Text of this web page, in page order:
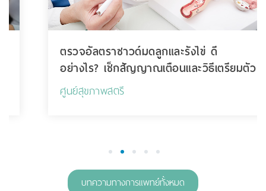
ตรวจอัลตราซาวด์มดลูกและรังไข่ ดี
อย่างไร? เช็กสัญญาณเตือนและวิธีเตรียมตัว
ศูนย์สุขภาพสตรี
1 2 3 4 5
บทความทางการแพทย์ทั้งหมด